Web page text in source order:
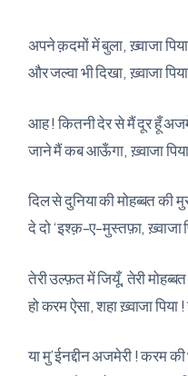
अपने क़दमों में बुला, ख़्वाजा पिया
और जल्वा भी दिखा, ख़्वाजा
आह ! कितनी देर से मैं दूर हूँ
जाने मैं कब आऊँगा, ख़्वाजा पिया
दिल से दुनिया की मोहब्बत की
दे दो ‘इश्क़-ए-मुस्तफ़ा, ख़्वाजा
तेरी उल्फ़त में जियूँ, तेरी
हो करम ऐसा, शहा ख़्वाजा पिया !
या मु’ईनद्दीन अजमेरी ! करम